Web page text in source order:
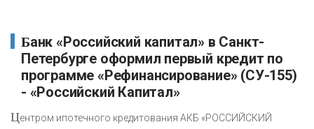
Банк «Российский капитал» в Санкт-
Петербурге оформил первый кредит по
программе «Рефинансирование» (СУ-155)
- «Российский Капитал»
Центром ипотечного кредитования АКБ «РОССИЙСКИЙ